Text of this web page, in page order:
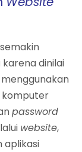
semakin
dinilai
komputer
password
website,
aplikasi